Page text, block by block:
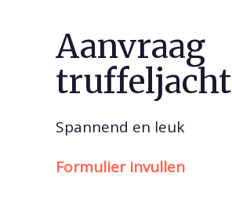
Aanvraag
truffeljacht
Spannend en leuk
Formulier invullen